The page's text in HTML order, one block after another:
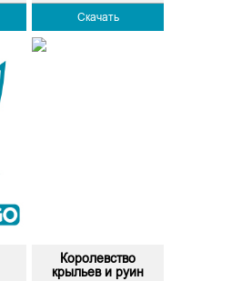
Скачать
Королевство
крыльев и руин